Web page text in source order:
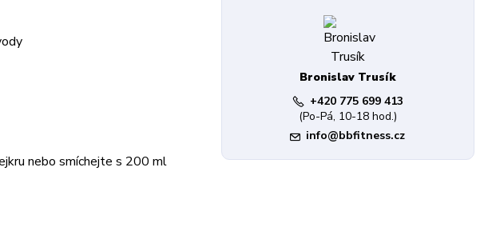
nebo smíchejte s 200 ml
Bronislav Trusík
+420 775 699 413
(Po-Pá, 10-18 hod.)
info@bbfitness.cz